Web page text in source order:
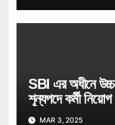
SBI এর অধীনে
শূন্যপদে কর্মী
Recruitment
MAR 3, 2025